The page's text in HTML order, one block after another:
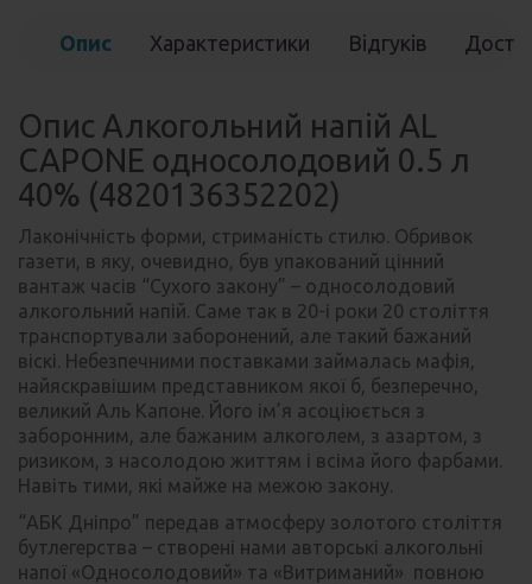
Опис Характеристики Відгуків
Опис Алкогольний напій AL
CAPONE односолодовий 0.5 л
40% (4820136352202)
Лаконічність форми, стриманість стилю. Обривок
газети, в яку, очевидно, був упакований цінний
вантаж часів “Сухого закону” – односолодовий
алкогольний напій. Саме так в 20-і роки 20 століття
транспортували заборонений, але такий бажаний
віскі. Небезпечними поставками займалась мафія,
найяскравішим представником якої б, безперечно,
великий Аль Капоне. Його ім’я асоціюється з
заборонним, але бажаним алкоголем, з азартом, з
ризиком, з насолодою життям і всіма його фарбами.
Навіть тими, які майже на межою закону.
“АБК Дніпро” передав атмосферу золотого століття
бутлегерства – створені нами авторські алкогольні
напої «Односолодовий» та «Витриманий» повною